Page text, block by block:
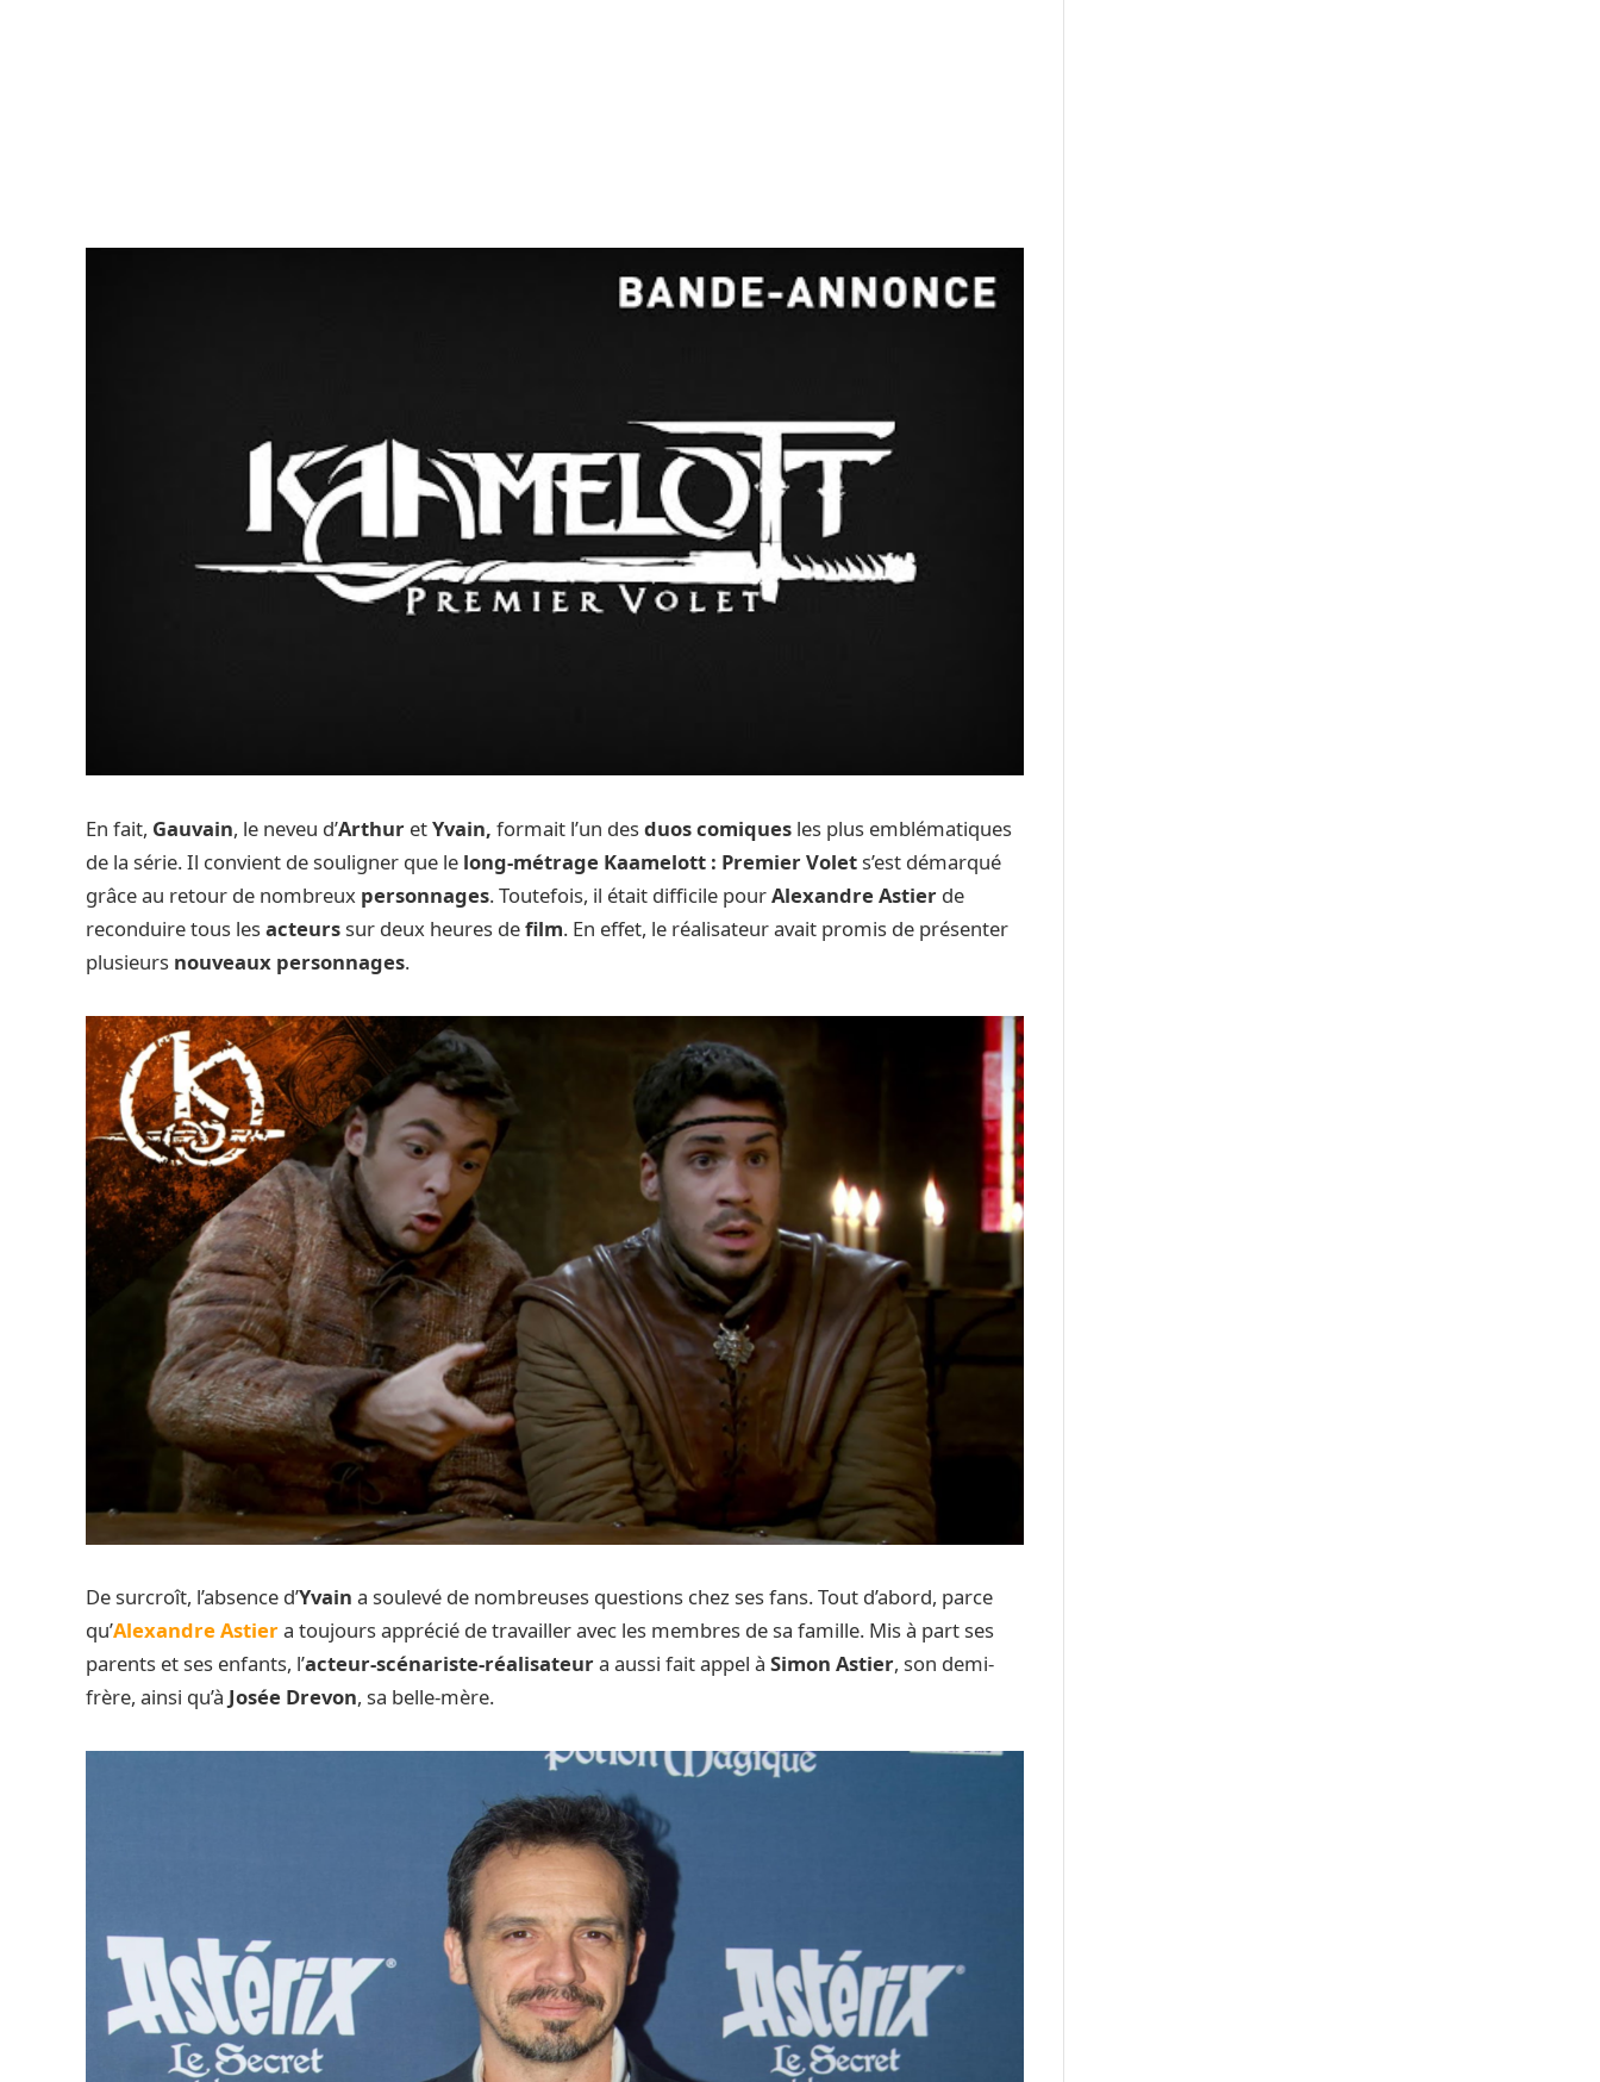
En fait, Gauvain, le neveu d’Arthur etYvain, formait l’un desduos comiques les plus emblématiques
de la série. Il convient de souligner que le long-métrage Kaamelott : Premier Volets’est démarqué
grâce au retour de nombreux personnages. Toutefois, il était difficile pourAlexandre Astier de
reconduire tous lesacteurssur deux heures defilm. En effet, le réalisateur avait promis de présenter
plusieurs nouveaux personnages.
De surcroît, l’absence d’Yvain a soulevé de nombreuses questions chez ses fans. Tout d’abord, parce
qu’Alexandre Astiera toujours apprécié de travailler avec les membres de sa famille. Mis à part ses
parents et ses enfants, l’acteur-scénariste-réalisateura aussi fait appel à Simon Astier, son demi-
frère, ainsi qu’à Josée Drevon, sa belle-mère.